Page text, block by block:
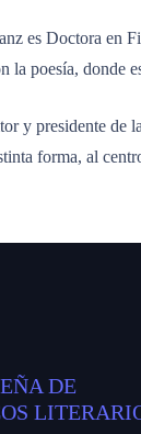
es Doctora en
la poesía, donde
y presidente
forma, al
DE